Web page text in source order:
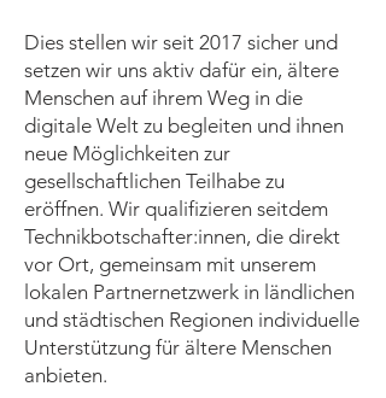
Dies stellen wir seit 2017 sicher und
setzen wir uns aktiv dafür ein, ältere
Menschen auf ihrem Weg in die
digitale Welt zu begleiten und ihnen
neue Möglichkeiten zur
gesellschaftlichen Teilhabe zu
eröffnen. Wir qualifizieren seitdem
Technikbotschafter:innen, die direkt
vor Ort, gemeinsam mit unserem
lokalen Partnernetzwerk in ländlichen
und städtischen Regionen individuelle
Unterstützung für ältere Menschen
anbieten.